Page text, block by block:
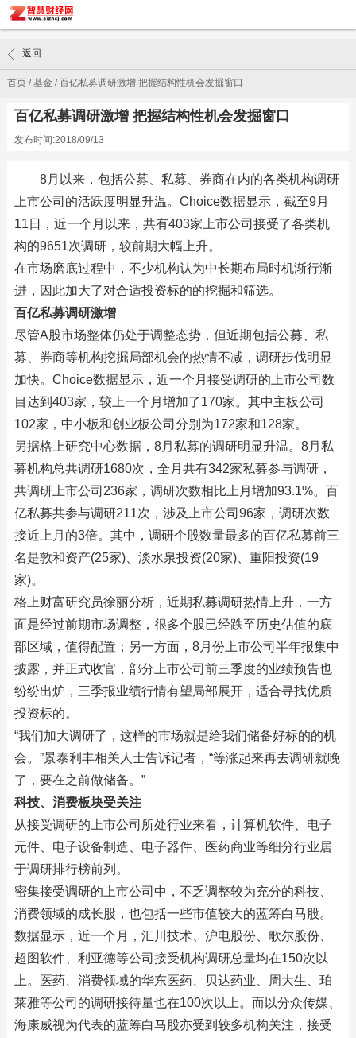
首页/基金 /百亿私募调研激增 把握结构性机会发掘窗口
返回
百亿私募调研激增 把握结构性机会发掘窗口
发布时间:2018/09/13
8月以来，包括公募、私募、券商在内的各类机构调研
上市公司的活跃度明显升温。Choice数据显示，截至9月
11日，近一个月以来，共有403家上市公司接受了各类机
构的9651次调研，较前期大幅上升。
在市场磨底过程中，不少机构认为中长期布局时机渐行渐
进，因此加大了对合适投资标的的挖掘和筛选。
百亿私募调研激增
尽管A股市场整体仍处于调整态势，但近期包括公募、私
募、券商等机构挖掘局部机会的热情不减，调研步伐明显
加快。Choice数据显示，近一个月接受调研的上市公司数
目达到403家，较上一个月增加了170家。其中主板公司
102家，中小板和创业板公司分别为172家和128家。
另据格上研究中心数据，8月私募的调研明显升温。8月私
募机构总共调研1680次，全月共有342家私募参与调研，
共调研上市公司236家，调研次数相比上月增加93.1%。百
亿私募共参与调研211次，涉及上市公司96家，调研次数
接近上月的3倍。其中，调研个股数量最多的百亿私募前三
名是敦和资产(25家)、淡水泉投资(20家)、重阳投资(19
家)。
格上财富研究员徐丽分析，近期私募调研热情上升，一方
面是经过前期市场调整，很多个股已经跌至历史估值的底
部区域，值得配置；另一方面，8月份上市公司半年报集中
披露，并正式收官，部分上市公司前三季度的业绩预告也
纷纷出炉，三季报业绩行情有望局部展开，适合寻找优质
投资标的。
“我们加大调研了，这样的市场就是给我们储备好标的的机
会。”景泰利丰相关人士告诉记者，“等涨起来再去调研就晚
了，要在之前做储备。”
科技、消费板块受关注
从接受调研的上市公司所处行业来看，计算机软件、电子
元件、电子设备制造、电子器件、医药商业等细分行业居
于调研排行榜前列。
密集接受调研的上市公司中，不乏调整较为充分的科技、
消费领域的成长股，也包括一些市值较大的蓝筹白马股。
数据显示，近一个月，汇川技术、沪电股份、歌尔股份、
超图软件、利亚德等公司接受机构调研总量均在150次以
上。医药、消费领域的华东医药、贝达药业、周大生、珀
莱雅等公司的调研接待量也在100次以上。而以分众传媒、
海康威视为代表的蓝筹白马股亦受到较多机构关注，接受